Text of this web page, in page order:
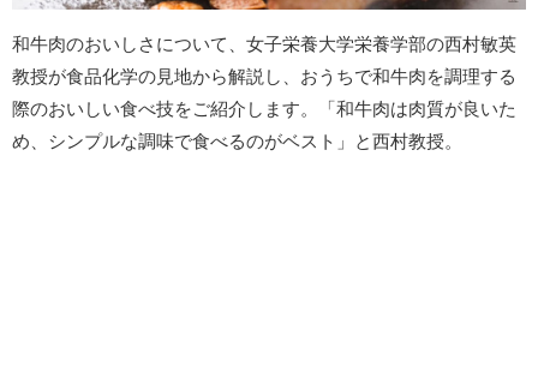
和牛肉のおいしさについて、女子栄養大学栄養学部の西村敏英
教授が食品化学の見地から解説し、おうちで和牛肉を調理する
際のおいしい食べ技をご紹介します。「和牛肉は肉質が良いた
め、シンプルな調味で食べるのがベスト」と西村教授。